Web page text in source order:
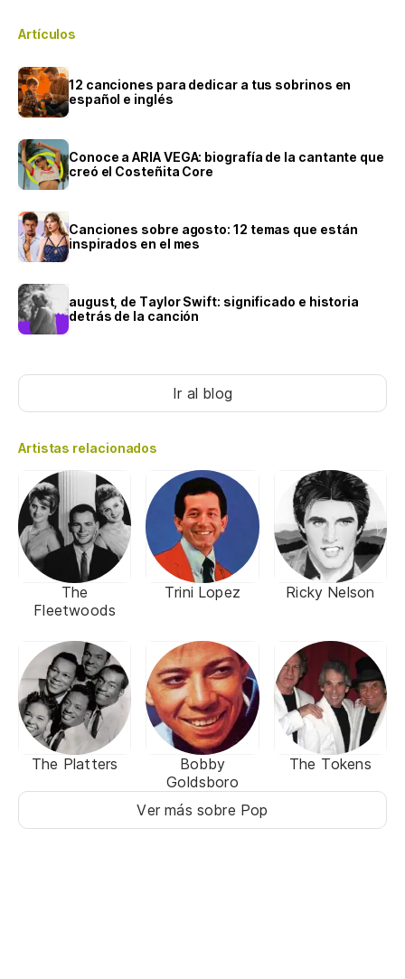
Artículos
12 canciones para dedicar a tus sobrinos en
español e inglés
Conoce a ARIA VEGA: biografía de la cantante que
creó el Costeñita Core
Canciones sobre agosto: 12 temas que están
inspirados en el mes
august, de Taylor Swift: significado e historia
detrás de la canción
Ir al blog
Artistas relacionados
The
Fleetwoods
Trini Lopez Ricky Nelson
The Platters
Bobby
Goldsboro
The Tokens
Ver más sobre Pop